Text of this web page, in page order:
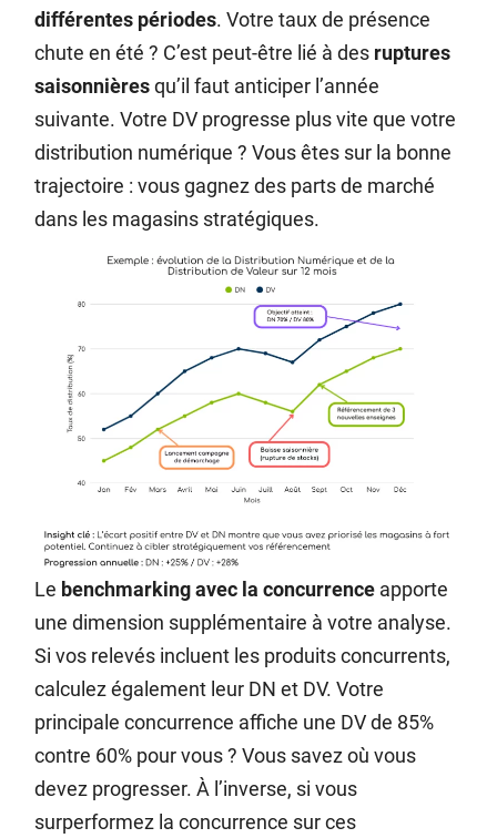
différentes périodes. Votre taux de présence
chute en été ? C’est peut-être lié à des ruptures
saisonnièresqu’il faut anticiper l’année
suivante. Votre DV progresse plus vite que votre
distribution numérique ? Vous êtes sur la bonne
trajectoire : vous gagnez des parts de marché
dans les magasins stratégiques.
Le benchmarking avec la concurrence apporte
une dimension supplémentaire à votre analyse.
Si vos relevés incluent les produits concurrents,
calculez également leur DN et DV. Votre
principale concurrence affiche une DV de 85%
contre 60% pour vous ? Vous savez où vous
devez progresser. À l’inverse, si vous
surperformez la concurrence sur ces